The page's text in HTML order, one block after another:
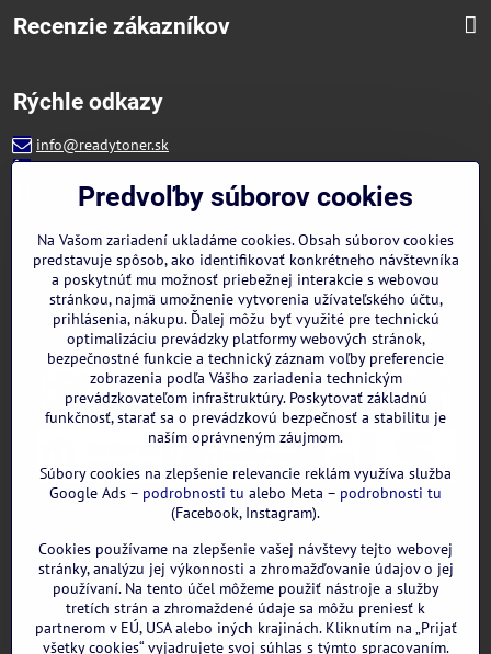
Recenzie zákazníkov
Rýchle odkazy
info@readytoner.sk
+421 944 322 536 (PO-PIA: 09:00- 15:00)
Facebook
WhatsApp
GOOGLE recenzie:
Predvoľby súborov cookies
Na Vašom zariadení ukladáme cookies. Obsah súborov cookies
predstavuje spôsob, ako identifikovať konkrétneho návštevníka
a poskytnúť mu možnosť priebežnej interakcie s webovou
stránkou, najmä umožnenie vytvorenia užívateľského účtu,
prihlásenia, nákupu. Ďalej môžu byť využité pre technickú
optimalizáciu prevádzky platformy webových stránok,
bezpečnostné funkcie a technický záznam voľby preferencie
zobrazenia podľa Vášho zariadenia technickým
prevádzkovateľom infraštruktúry. Poskytovať základnú
funkčnosť, starať sa o prevádzkovú bezpečnosť a stabilitu je
naším oprávneným záujmom.
Súbory cookies na zlepšenie relevancie reklám využíva služba
Google Ads – podrobnosti tu alebo Meta – podrobnosti tu
(Facebook, Instagram).
Cookies používame na zlepšenie vašej návštevy tejto webovej
stránky, analýzu jej výkonnosti a zhromažďovanie údajov o jej
používaní. Na tento účel môžeme použiť nástroje a služby
tretích strán a zhromaždené údaje sa môžu preniesť k
partnerom v EÚ, USA alebo iných krajinách. Kliknutím na „Prijať
všetky cookies“ vyjadrujete svoj súhlas s týmto spracovaním.